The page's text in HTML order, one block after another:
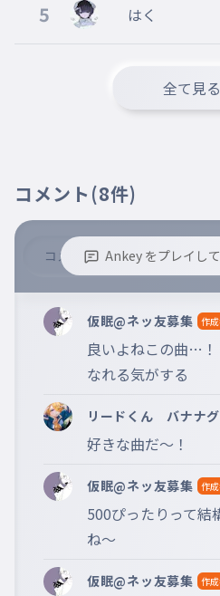
きっときっとだきし
kittokittoaiseruyouni
5 はく
全て見る
コメント (8件)
Ankey をプレイし
※コメントするには、ログインが必要で
仮眠@ネッ友募集 作
良いよねこの曲…
なれる気がする
リードくん バナナ
ープ
好きな曲だ〜！
仮眠@ネッ友募集 作
500ぴったりって結
ね〜
仮眠@ネッ友募集 作